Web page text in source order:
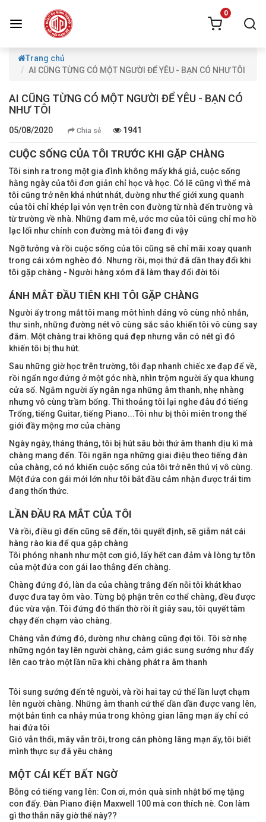
0
Trang chủ
AI CŨNG TỪNG CÓ MỘT NGƯỜI ĐỂ YÊU - BẠN CÓ NHƯ TÔI
AI CŨNG TỪNG CÓ MỘT NGƯỜI ĐỂ YÊU - BẠN CÓ
NHƯ TÔI
05/08/2020 Chia sẻ 1941
CUỘC SỐNG CỦA TÔI TRƯỚC KHI GẶP CHÀNG
Tôi sinh ra trong một gia đình không mấy khá giả, cuộc sống
hằng ngày của tôi đơn giản chỉ học và học. Có lẽ cũng vì thế mà
tôi cũng trở nên khá nhút nhát, dường như thế giới xung quanh
của tôi chỉ khép lại vỏn vẹn trên con đường từ nhà đến trường và
từ trường về nhà. Những đam mê, ước mơ của tôi cũng chỉ mơ hồ
lạc lối như chính con đường mà tôi đang đi vậy
Ngỡ tưởng và rồi cuộc sống của tôi cũng sẽ chỉ mãi xoay quanh
trong cái xóm nghèo đó. Nhưng rồi, mọi thứ đã dần thay đổi khi
tôi gặp chàng - Người hàng xóm đã làm thay đổi đời tôi
ÁNH MẮT ĐẦU TIÊN KHI TÔI GẶP CHÀNG
Người ấy trong mắt tôi mang môt hình dáng vô cùng nhỏ nhắn,
thư sinh, những đường nét vô cùng sắc sảo khiến tôi vô cùng say
đắm. Một chàng trai không quá đẹp nhưng vẫn có nét gì đó
khiến tôi bị thu hút.
Sau những giờ học trên trường, tôi đạp nhanh chiếc xe đạp để về,
rồi ngẩn ngơ đứng ở một góc nhà, nhìn trộm người ấy qua khung
cửa sổ. Ngắm người ấy ngân nga những âm thanh, nhẹ nhàng
nhưng vô cùng trầm bổng. Thi thoảng tôi lại nghe đâu đó tiếng
Trống, tiếng Guitar, tiếng Piano...Tôi như bị thôi miên trong thế
giới đầy mộng mơ của chàng
Ngày ngày, tháng tháng, tôi bị hút sâu bởi thứ âm thanh dịu kì mà
chàng mang đến. Tôi ngân nga những giai điệu theo tiếng đàn
của chàng, có nó khiến cuộc sống của tôi trở nên thú vị vô cùng.
Một đứa con gái mới lớn như tôi bắt đầu cảm nhận được trái tim
đang thổn thức.
LẦN ĐẦU RA MẮT CỦA TÔI
Và rồi, điều gì đến cũng sẽ đến, tôi quyết định, sẽ giẫm nát cái
hàng rào kia để qua gặp chàng
Tôi phóng nhanh như một cơn gió, lấy hết can đảm và lòng tự tôn
của một đứa con gái lao thẳng đến chàng.
Chàng đứng đó, làn da của chàng trắng đến nỗi tôi khát khao
được đưa tay ôm vào. Từng bộ phận trên cơ thể chàng, đều được
đúc vừa vặn. Tôi đứng đó thẩn thờ rồi ít giây sau, tôi quyết tâm
chạy đến chạm vào chàng.
Chàng vẫn đứng đó, dường như chàng cũng đợi tôi. Tôi sờ nhẹ
những ngón tay lên người chàng, cảm giác sung sướng như đẩy
lên cao trào một lần nữa khi chàng phát ra âm thanh
Tôi sung sướng đến tê người, và rồi hai tay cứ thế lần lượt chạm
lên người chàng. Những âm thanh cứ thế dần dần được vang lên,
một bản tình ca nhảy múa trong không gian lãng mạn ấy chỉ có
hai đứa tôi
Gió vẫn thổi, mây vẫn trôi, trong căn phòng lãng mạn ấy, tôi biết
mình thực sự đã yêu chàng
MỘT CÁI KẾT BẤT NGỜ
Bỗng có tiếng vang lên: Con ơi, món quà sinh nhật bố mẹ tặng
con đấy. Đàn Piano điện Maxwell 100 mà con thích nè. Con làm
gì thơ thẫn nãy giờ thế này??